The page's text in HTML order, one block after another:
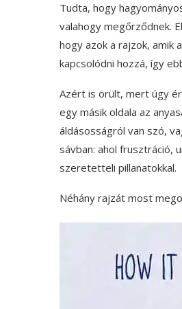
Tudta, hogy
valahogy megőrződnek.
hogy azok a rajzok, amik
kapcsolódni hozzá, így
Azért is örült, mert úgy
egy másik oldala az
áldásosságról van szó,
sávban: ahol frusztráció,
szeretetteli pillanatokkal.
Néhány rajzát most